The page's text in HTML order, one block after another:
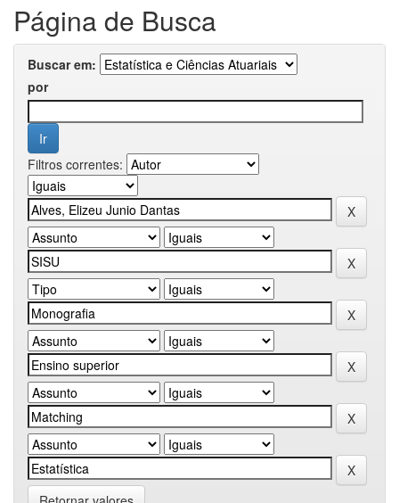
Página de Busca
Buscar em:
por
Filtros correntes: